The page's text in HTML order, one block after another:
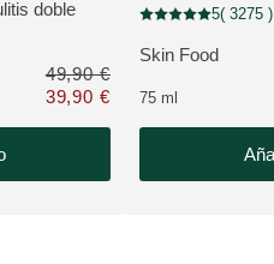
doble
49,90 €
39,90 €
VER
Skin Food
Puntuación: 5 / 5
5( 3275 )
75 ml